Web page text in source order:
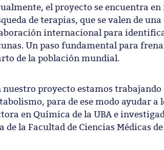
el proyecto se encuentra
de terapias, que se valen de
internacional para
Un paso fundamental para
de la población mundial.
nuestro proyecto estamos
para de ese modo ayudar
en Química de la UBA e
de la Facultad de Ciencias Médicas